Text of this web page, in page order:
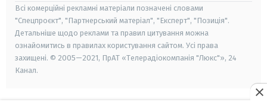
Всі комерційні рекламні матеріали позначені словами
"Спецпроєкт", "Партнерський матеріал", "Експерт", "Позиція".
Детальніше щодо реклами та правил цитування можна
ознайомитись в правилах користування сайтом. Усі права
захищені. © 2005—2021, ПрАТ «Телерадіокомпанія "Люкс"», 24
Канал.